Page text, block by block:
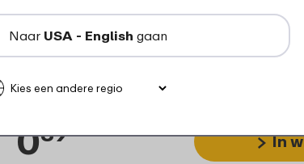
Ring onderzetter Domino
089 In
Naar USA - English gaan